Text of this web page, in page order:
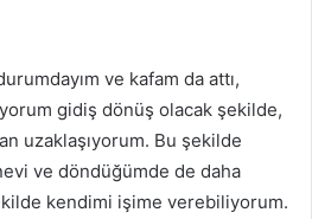
ve kafam da attı,
gidiş dönüş olacak şekilde,
uzaklaşıyorum. Bu şekilde
ve döndüğümde de daha
kendimi işime verebiliyorum.